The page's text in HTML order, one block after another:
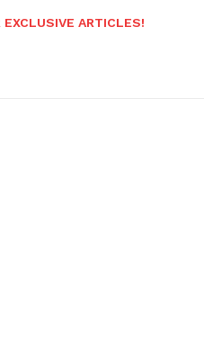
EXCLUSIVE ARTICLES!